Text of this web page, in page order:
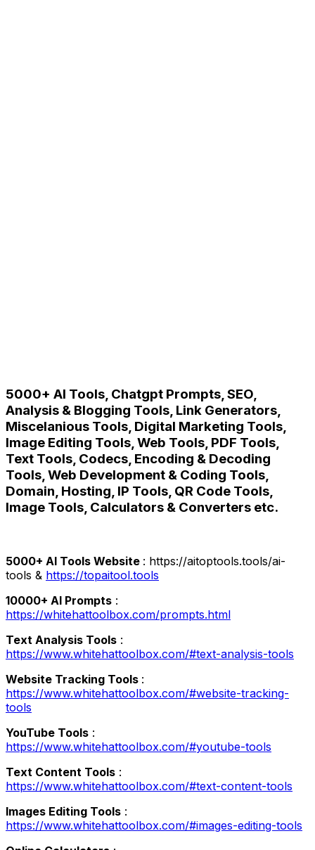
5000+ AI Tools, Chatgpt Prompts, SEO,
Analysis & Blogging Tools, Link Generators,
Miscelanious Tools, Digital Marketing Tools,
Image Editing Tools, Web Tools, PDF Tools,
Text Tools, Codecs, Encoding & Decoding
Tools, Web Development & Coding Tools,
Domain, Hosting, IP Tools, QR Code Tools,
Image Tools, Calculators & Converters etc.
5000+ AI Tools Website : https://aitoptools.tools/ai-
tools & https://topaitool.tools
10000+ AI Prompts :
https://whitehattoolbox.com/prompts.html
Text Analysis Tools :
https://www.whitehattoolbox.com/#text-analysis-tools
Website Tracking Tools :
https://www.whitehattoolbox.com/#website-tracking-
tools
YouTube Tools :
https://www.whitehattoolbox.com/#youtube-tools
Text Content Tools :
https://www.whitehattoolbox.com/#text-content-tools
Images Editing Tools :
https://www.whitehattoolbox.com/#images-editing-tools